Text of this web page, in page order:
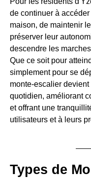
de continuer à
maison, de maintenir
préserver leur
descendre les
Que ce soit pour
simplement pour se
monte-escalier
quotidien, améliorant
et offrant une
utilisateurs et à leurs
Types de